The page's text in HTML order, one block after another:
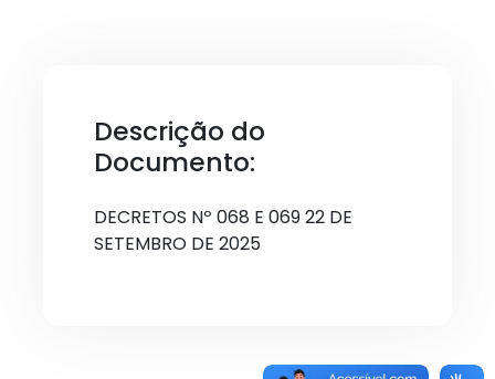
Descrição do
Documento:
DECRETOS Nº 068 E 069 22 DE
SETEMBRO DE 2025